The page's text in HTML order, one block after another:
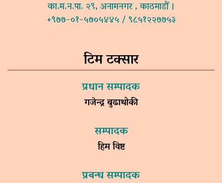
का.म.न.पा. २९, अनामनगर , काठमाडौं ।
+९७७-०१-५७०५४४५ / ९८५१२२७७५३
टिम टक्सार
प्रधान सम्पादक
गजेन्द्र बुढाथोकी
सम्पादक
हिम विष्ट
प्रबन्ध सम्पादक